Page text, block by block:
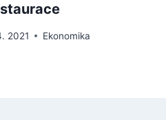
2021 Ekonomika